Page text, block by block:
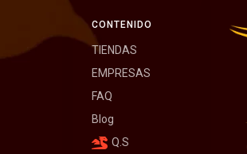
CONTENIDO
TIENDAS
EMPRESAS
FAQ
Blog
Q.S